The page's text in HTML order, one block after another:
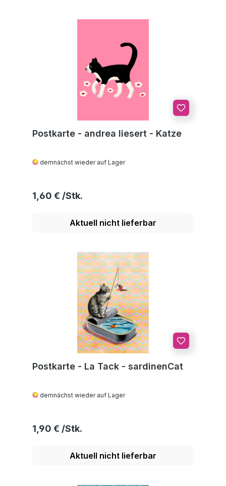
Postkarte - andrea liesert - Katze
demnächst wieder auf Lager
Regulärer Preis:
1,60 €
Aktuell nicht lieferbar
Postkarte - La Tack - sardinenCat
demnächst wieder auf Lager
Regulärer Preis:
1,90 €
Aktuell nicht lieferbar